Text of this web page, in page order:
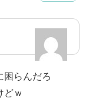
困らんだろ
どｗ